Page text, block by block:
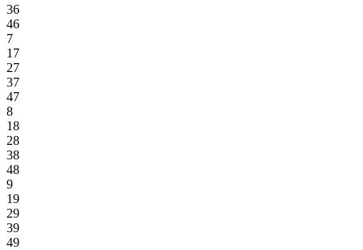
36
46
7
17
27
37
47
8
18
28
38
48
9
19
29
39
49